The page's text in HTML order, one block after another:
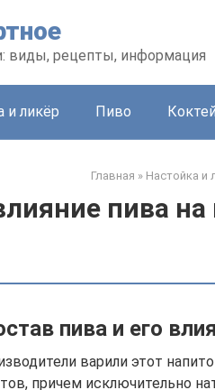
виды, рецепты, информация
и ликёр Пиво
Главная » Настойка и
пива
пива и его
варили этот
причем исключительно